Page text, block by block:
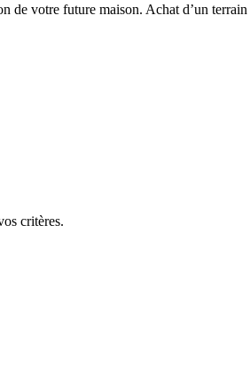
de votre future maison. Achat d’un
critères.